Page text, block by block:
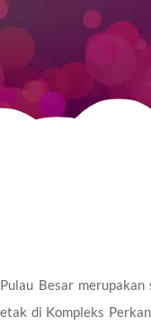
Besar
di Kompleks